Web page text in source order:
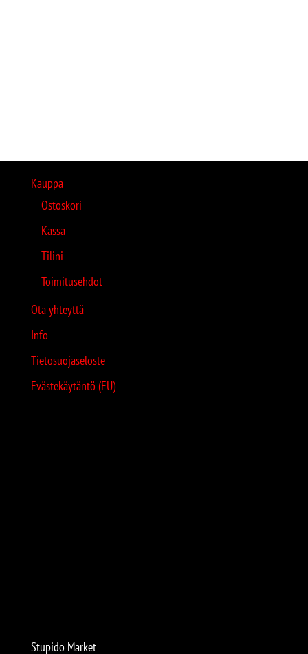
Kauppa
Ostoskori
Kassa
Tilini
Toimitusehdot
Ota yhteyttä
Info
Tietosuojaseloste
Evästekäytäntö (EU)
Stupido Market